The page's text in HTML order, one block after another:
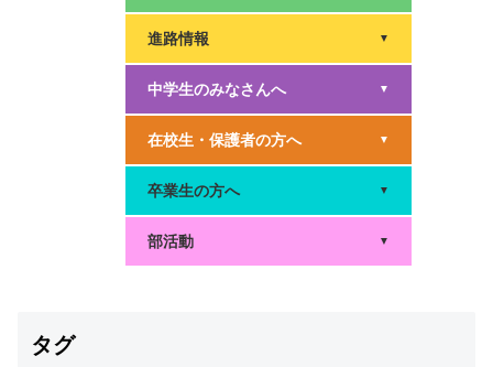
進路情報 ▼
中学生のみなさんへ ▼
在校生・保護者の方へ ▼
卒業生の方へ ▼
部活動 ▼
タグ